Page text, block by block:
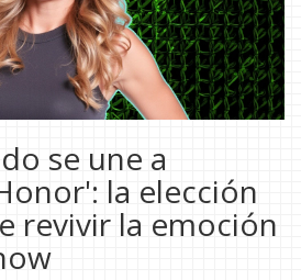
se une a
la elección
revivir la emoción